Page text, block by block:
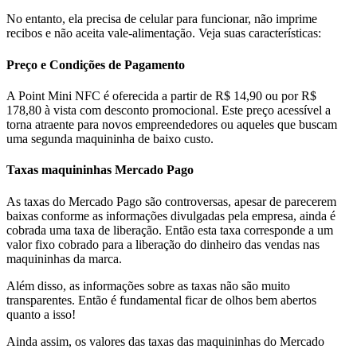
No entanto, ela precisa de celular para funcionar, não imprime
recibos e não aceita vale-alimentação. Veja suas características:
Preço e Condições de Pagamento
A Point Mini NFC é oferecida a partir de R$ 14,90 ou por R$
178,80 à vista com desconto promocional. Este preço acessível a
torna atraente para novos empreendedores ou aqueles que buscam
uma segunda maquininha de baixo custo.
Taxas maquininhas Mercado Pago
As taxas do Mercado Pago são controversas, apesar de parecerem
baixas conforme as informações divulgadas pela empresa, ainda é
cobrada uma taxa de liberação. Então esta taxa corresponde a um
valor fixo cobrado para a liberação do dinheiro das vendas nas
maquininhas da marca.
Além disso, as informações sobre as taxas não são muito
transparentes. Então é fundamental ficar de olhos bem abertos
quanto a isso!
Ainda assim, os valores das taxas das maquininhas do Mercado